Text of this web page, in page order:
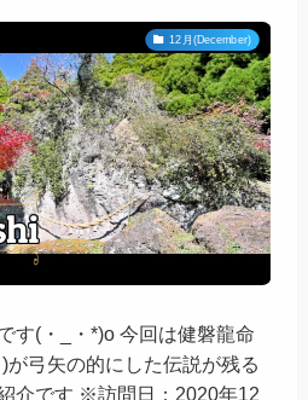
12月(December)
す(・_・*)o 今回は健磐龍命
が弓矢の的にした伝説が残る
介です ※訪問日：2020年12